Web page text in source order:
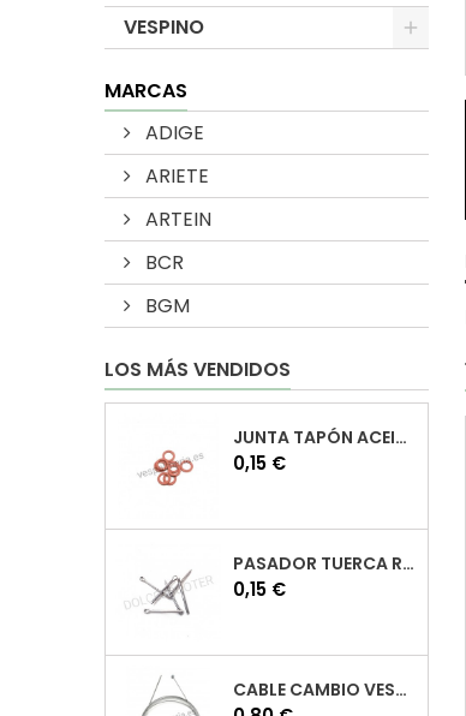
VESPINO
MARCAS
ADIGE
ARIETE
ARTEIN
BCR
BGM
LOS MÁS VENDIDOS
JUNTA TAPÓN ACEITE VESPA
Precio
0,15 €
PASADOR TUERCA RUEDA VESPA
Precio
0,15 €
CABLE CAMBIO VESPA